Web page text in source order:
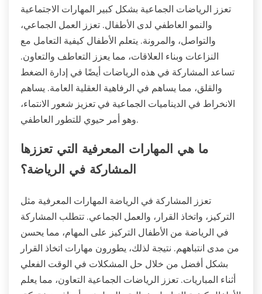
تعزز الرياضات الجماعية بشكل كبير المهارات الاجتماعية
والنمو العاطفي لدى الأطفال. تعزز العمل الجماعي،
والتواصل، والمرونة. يتعلم الأطفال كيفية التعامل مع
النزاعات وبناء العلاقات، مما يعزز التعاطف والتعاون.
تساعد المشاركة في هذه الرياضات أيضًا في إدارة الضغط
والقلق، مما يساهم في الرفاهية العقلية العامة. يساهم
الانخراط في الديناميات الجماعية في تعزيز شعور الانتماء،
وهو أمر حيوي للتطور العاطفي.
ما هي المهارات المعرفية التي تعززها
المشاركة في الرياضة؟
تعزز المشاركة في الرياضة المهارات المعرفية مثل
التركيز، واتخاذ القرار، والعمل الجماعي. تتطلب المشاركة
في الرياضة من الأطفال التركيز على المهام، مما يحسن
من مدى انتباههم. نتيجة لذلك، يطورون مهارات اتخاذ القرار
بشكل أفضل من خلال حل المشكلات في الوقت الفعلي
أثناء المباريات. تعزز الرياضات الجماعية التعاون، مما يعلم